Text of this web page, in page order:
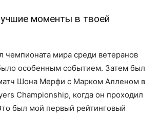
моменты в твоей
чемпионата мира среди ветеранов
особенным событием. Затем был
Шона Мерфи с Марком Алленом в
Championship, когда он проходил
был мой первый рейтинговый